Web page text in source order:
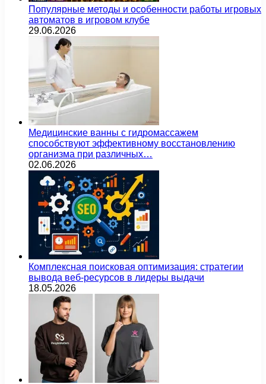
Популярные методы и особенности работы игровых
автоматов в игровом клубе
29.06.2026
Медицинские ванны с гидромассажем
способствуют эффективному восстановлению
организма при различных…
02.06.2026
Комплексная поисковая оптимизация: стратегии
вывода веб-ресурсов в лидеры выдачи
18.05.2026